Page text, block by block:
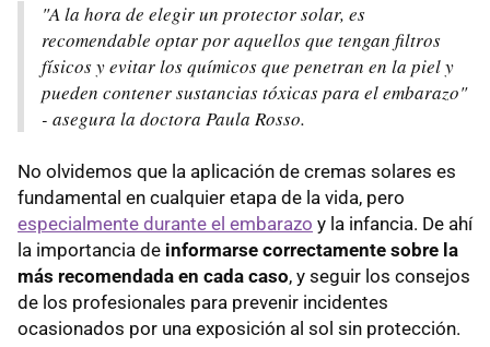
"A la hora de elegir un protector solar, es
recomendable optar por aquellos que tengan filtros
físicos y evitar los químicos que penetran en la piel y
pueden contener sustancias tóxicas para el embarazo"
- asegura la doctora Paula Rosso.
No olvidemos que la aplicación de cremas solares es
fundamental en cualquier etapa de la vida, pero
especialmente durante el embarazo y la infancia. De ahí
la importancia de informarse correctamente sobre la
más recomendada en cada caso, y seguir los consejos
de los profesionales para prevenir incidentes
ocasionados por una exposición al sol sin protección.